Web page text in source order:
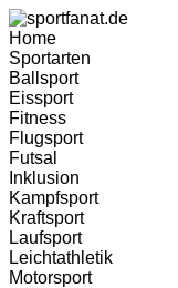
Zum
Inhalt
wechseln
Home
Sportarten
Ballsport
Eissport
Fitness
Flugsport
Futsal
Inklusion
Kampfsport
Kraftsport
Laufsport
Leichtathletik
Motorsport